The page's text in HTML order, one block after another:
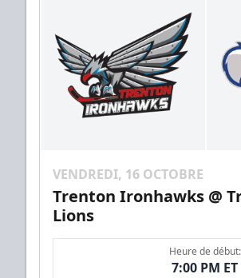
VENDREDI, 16 OCTOBRE
Trenton Ironhawks @
Lions
Heure de début:
7:00 PM ET